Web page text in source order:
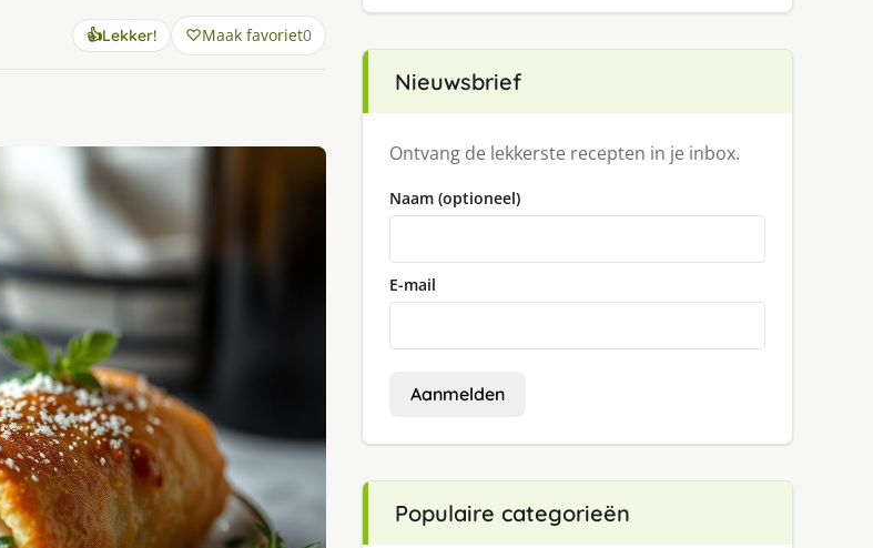
👍Lekker! Maak favoriet0
Nieuwsbrief
Ontvang de lekkerste recepten in je inbox.
Naam (optioneel)
E-mail
Aanmelden
Populaire categorieën